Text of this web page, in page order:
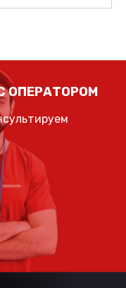
ОПЕРАТОРОМ